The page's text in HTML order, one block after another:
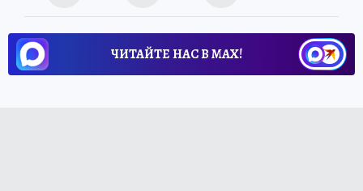
ЧИТАЙТЕ НАС В МАХ!